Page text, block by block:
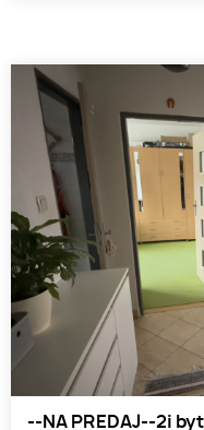
--NA PREDAJ--2i